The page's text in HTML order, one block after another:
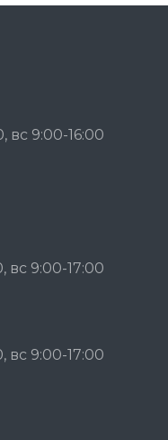
вс 9:00-16:00
вс 9:00-17:00
вс 9:00-17:00